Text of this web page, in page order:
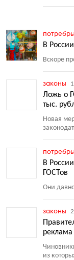
В
Вскоре
законы
Ложь о
тыс.
Новая
В
ГОСТов
Они
законы
из